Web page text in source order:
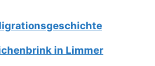
in Limmer